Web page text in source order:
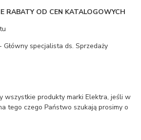
RABATY OD CEN KATALOGOWYCH
specjalista ds. Sprzedaży
wszystkie produkty marki Elektra, jeśli w
tego czego Państwo szukają prosimy o